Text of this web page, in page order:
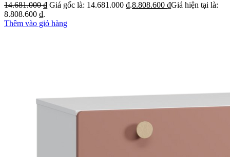
14.681.000₫ Giá gốc là: 14.681.000 ₫.8.808.600 ₫Giá hiện tại là:
8.808.600 ₫.
Thêm vào giỏ hàng